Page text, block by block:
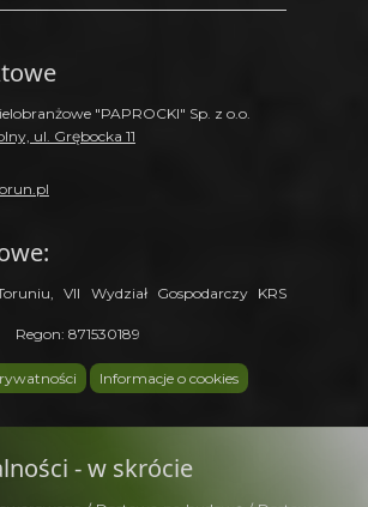
"PAPROCKI" Sp. z o.o.
ul. Grębocka 11
VII Wydział Gospodarczy KRS
871530189
Informacje o cookies
- w skrócie